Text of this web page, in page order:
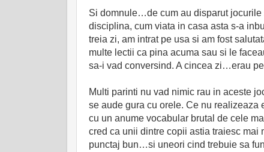
Si domnule…de cum au disparut
disciplina, cum viata in casa asta s-a
treia zi, am intrat pe usa si am fost
multe lectii ca pina acuma sau si le
sa-i vad conversind. A cincea zi…erau
Multi parinti nu vad nimic rau in aceste
se aude gura cu orele. Ce nu
cu un anume vocabular brutal de cele
cred ca unii dintre copii astia traiesc mai
punctaj bun…si uneori cind trebuie sa